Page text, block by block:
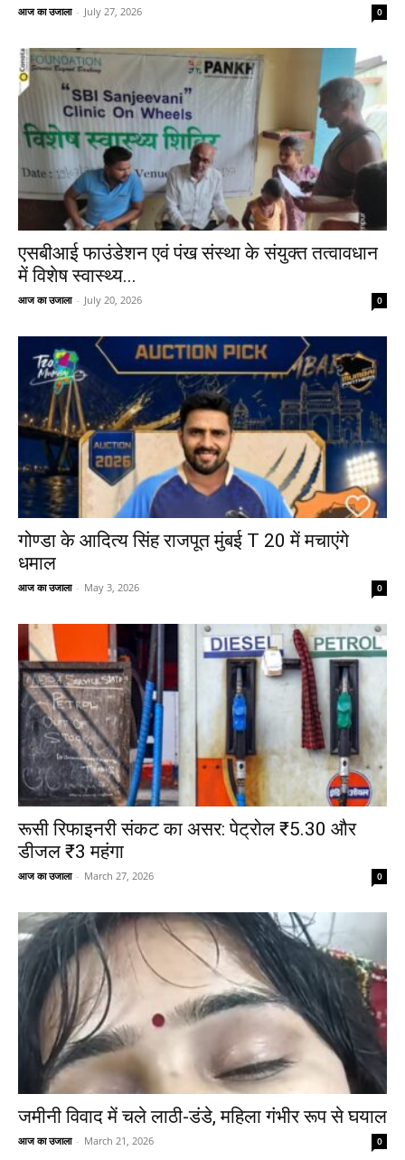
आज का उजाला - July 27, 2026 0
एसबीआई फाउंडेशन एवं पंख संस्था के संयुक्त तत्वावधान
में विशेष स्वास्थ्य...
आज का उजाला - July 20, 2026 0
गोण्डा के आदित्य सिंह राजपूत मुंबई T 20 में मचाएंगे
धमाल
आज का उजाला - May 3, 2026 0
रूसी रिफाइनरी संकट का असर: पेट्रोल ₹5.30 और
डीजल ₹3 महंगा
आज का उजाला - March 27, 2026 0
जमीनी विवाद में चले लाठी-डंडे, महिला गंभीर रूप से घयाल
आज का उजाला - March 21, 2026 0